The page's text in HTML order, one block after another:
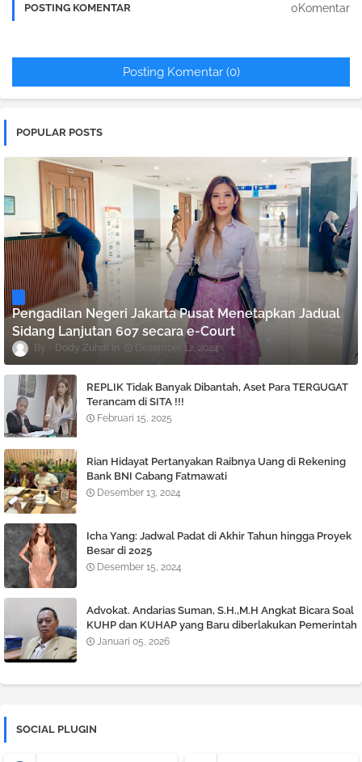
POSTING KOMENTAR 0Komentar
Posting Komentar (0)
POPULAR POSTS
Pengadilan Negeri Jakarta Pusat Menetapkan Jadual
Sidang Lanjutan 607 secara e-Court
Dody Zuhdi Desember 12, 2024
REPLIK Tidak Banyak Dibantah, Aset Para TERGUGAT
Terancam di SITA !!!
Februari 15, 2025
Rian Hidayat Pertanyakan Raibnya Uang di Rekening
Bank BNI Cabang Fatmawati
Desember 13, 2024
Icha Yang: Jadwal Padat di Akhir Tahun hingga Proyek
Besar di 2025
Desember 15, 2024
Advokat. Andarias Suman, S.H.,M.H Angkat Bicara Soal
KUHP dan KUHAP yang Baru diberlakukan Pemerintah
Januari 05, 2026
SOCIAL PLUGIN